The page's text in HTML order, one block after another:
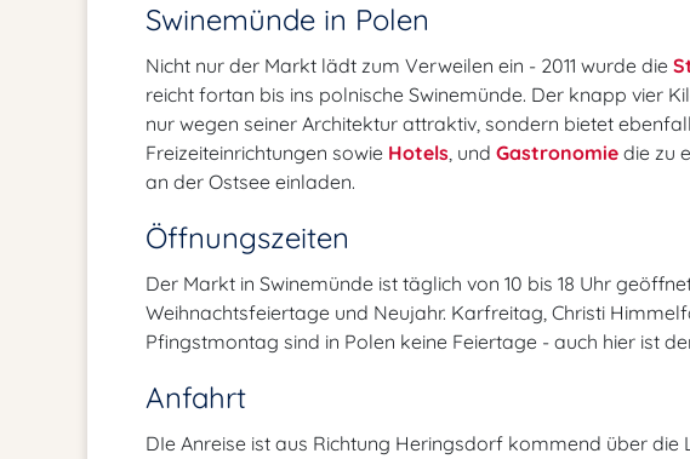
Swinemünde in Polen
Nicht nur der Markt lädt zum Verweilen ein - 2011 wurde die
reicht fortan bis ins polnische Swinemünde. Der knapp vier
nur wegen seiner Architektur attraktiv, sondern bietet
Freizeiteinrichtungen sowie Hotels, und Gastronomie die zu
an der Ostsee einladen.
Öffnungszeiten
Der Markt in Swinemünde ist täglich von 10 bis 18 Uhr
Weihnachtsfeiertage und Neujahr. Karfreitag, Christi
Pfingstmontag sind in Polen keine Feiertage - auch hier ist
Anfahrt
DIe Anreise ist aus Richtung Heringsdorf kommend über die